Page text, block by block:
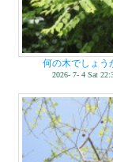
何の木でしょう
2026- 7- 4 Sat